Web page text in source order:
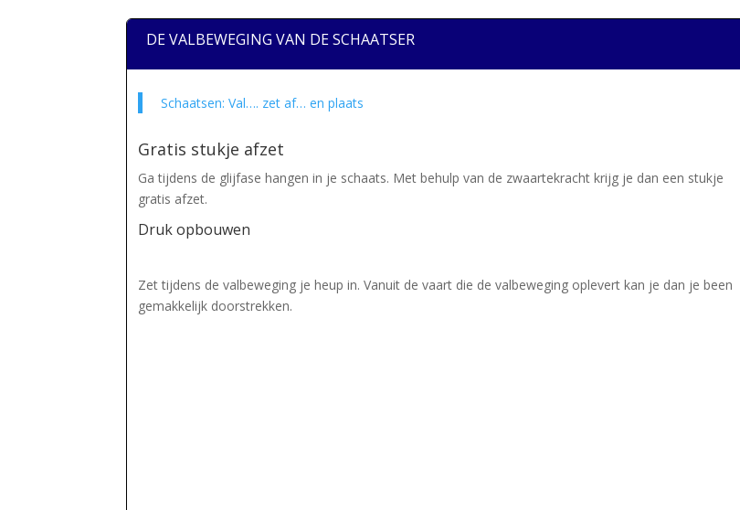
DE VALBEWEGING VAN DE SCHAATSER
Schaatsen: Val…. zet af… en plaats
Gratis stukje afzet
Ga tijdens de glijfase hangen in je schaats. Met behulp van de zwaartekracht krijg je dan een stukje
gratis afzet.
Druk opbouwen
Zet tijdens de valbeweging je heup in. Vanuit de vaart die de valbeweging oplevert kan je dan je been
gemakkelijk doorstrekken.